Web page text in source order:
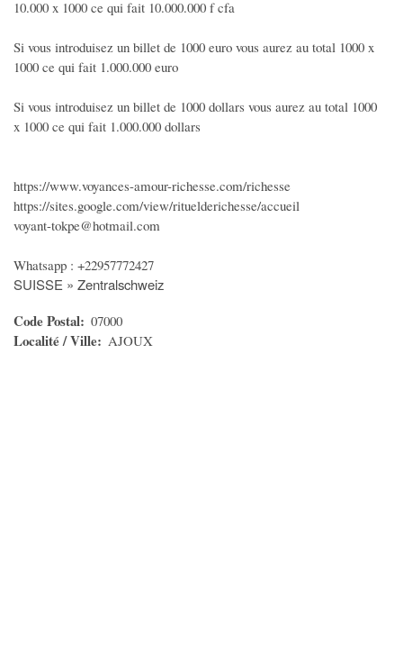
Prestation de Services
Artisants - Dépannage
Travaux divers
Auxiliaire de vie - Aides
Cours particuliers
Déménagements
Evénementiel
Garde Enfants
Ménage - Repassage
Santé - Yoga - Forme
Autres services
10.000 x 1000 ce qui fait 10.000.000 f cfa
Si vous introduisez un billet de 1000 euro vous aurez au total 1000 x
1000 ce qui fait 1.000.000 euro
Si vous introduisez un billet de 1000 dollars vous aurez au total 1000
x 1000 ce qui fait 1.000.000 dollars
https://www.voyances-amour-richesse.com/richesse
https://sites.google.com/view/rituelderichesse/accueil
voyant-tokpe@hotmail.com
Whatsapp : +22957772427
SUISSE » Zentralschweiz
Code Postal 07000
Localité / Ville AJOUX